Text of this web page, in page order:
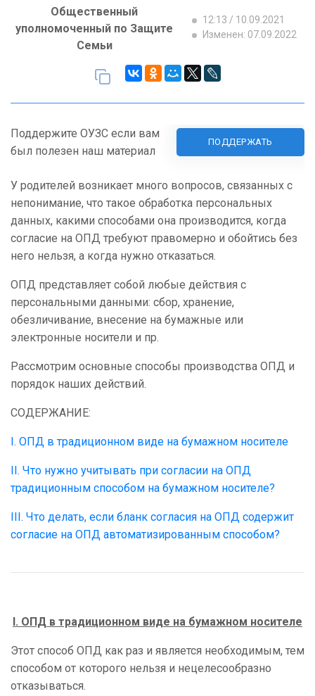
Общественный
уполномоченный по Защите
Семьи
12:13 / 10.09.2021
Изменен: 07.09.2022
Поддержите ОУЗС если вам
был полезен наш материал
ПОДДЕРЖАТЬ
У родителей возникает много вопросов, связанных с
непонимание, что такое обработка персональных
данных, какими способами она производится, когда
согласие на ОПД требуют правомерно и обойтись без
него нельзя, а когда нужно отказаться.
ОПД представляет собой любые действия с
персональными данными: сбор, хранение,
обезличивание, внесение на бумажные или
электронные носители и пр.
Рассмотрим основные способы производства ОПД и
порядок наших действий.
СОДЕРЖАНИЕ:
I. ОПД в традиционном виде на бумажном носителе
II. Что нужно учитывать при согласии на ОПД
традиционным способом на бумажном носителе?
III. Что делать, если бланк согласия на ОПД содержит
согласие на ОПД автоматизированным способом?
I. ОПД в традиционном виде на бумажном носителе
Этот способ ОПД как раз и является необходимым, тем
способом от которого нельзя и нецелесообразно
отказываться.